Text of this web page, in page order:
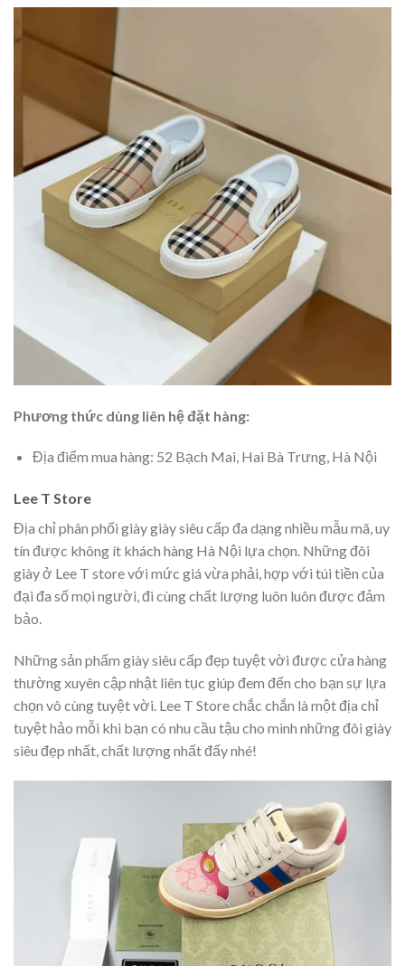
Phương thức dùng liên hệ đặt hàng:
Địa điểm mua hàng: 52 Bạch Mai, Hai Bà Trưng, Hà Nội
Lee T Store
Địa chỉ phân phối giày giày siêu cấp đa dạng nhiều mẫu mã, uy
tín được không ít khách hàng Hà Nội lựa chọn. Những đôi
giày ở Lee T store với mức giá vừa phải, hợp với túi tiền của
đại đa số mọi người, đi cùng chất lượng luôn luôn được đảm
bảo.
Những sản phẩm giày siêu cấp đẹp tuyệt vời được cửa hàng
thường xuyên cập nhật liên tục giúp đem đến cho bạn sự lựa
chọn vô cùng tuyệt vời. Lee T Store chắc chắn là một địa chỉ
tuyệt hảo mỗi khi bạn có nhu cầu tậu cho mình những đôi giày
siêu đẹp nhất, chất lượng nhất đấy nhé!